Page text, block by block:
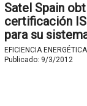
Satel Spain
certificación
para su
energética.
EFICIENCIA ENERGÉTICA
Publicado: 9/3/2012